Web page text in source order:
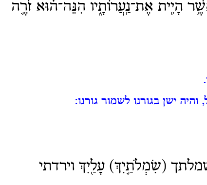
הָיִ֖ית אֶת־נַֽעֲרוֹתָ֑יו הִנֵּה־ה֗וּא זֹרֶ֛ה
ישן בגורנו לשמור גורנו:
(שִׂמְלֹתַ֛יִךְ) עָלַ֖יִךְ וירדתי